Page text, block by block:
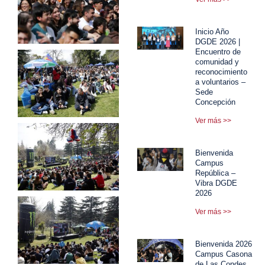
Inicio Año
DGDE 2026 |
Encuentro de
comunidad y
reconocimiento
a voluntarios –
Sede
Concepción
Ver más >>
Bienvenida
Campus
República –
Vibra DGDE
2026
Ver más >>
Bienvenida 2026
Campus Casona